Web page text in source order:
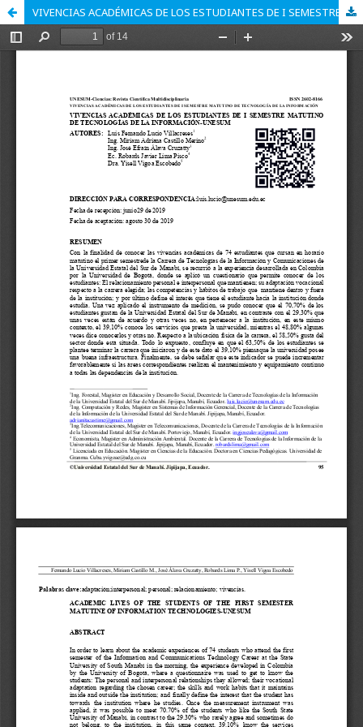
VIVENCIAS ACADÉMICAS DE LOS ESTUDIANTES DE I SEMESTRE MATUTINO DE TECNOLOGÍAS DE LA INFORMACIÓN-UNESUM